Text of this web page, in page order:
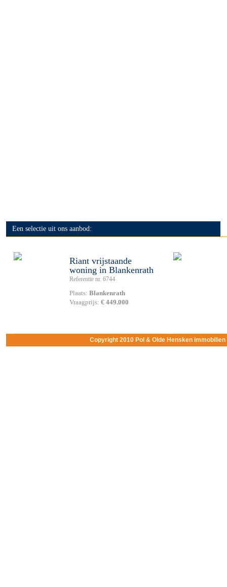
Een selectie uit ons aanbod:
Riant vrijstaande
woning in Blankenrath
Referentie nr. 6744
Plaats: Blankenrath
Vraagprijs: € 449.000
Copyright 2010 Pol & Olde Hensken